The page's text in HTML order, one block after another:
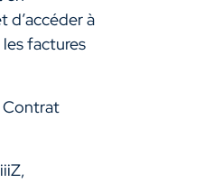
d’accéder à
factures
Contrat